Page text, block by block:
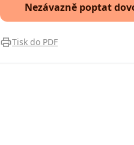
Nezávazně poptat
Tisk do PDF